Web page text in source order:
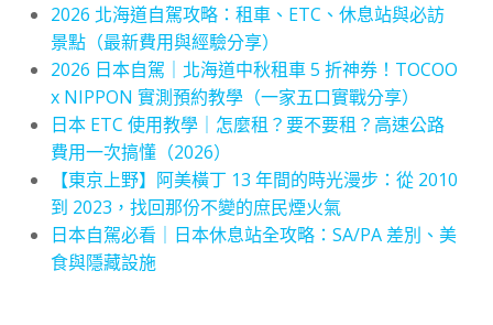
2026 北海道自駕攻略：租車、ETC、休息站與必訪
景點（最新費用與經驗分享）
2026 日本自駕｜北海道中秋租車 5 折神券！TOCOO
x NIPPON 實測預約教學（一家五口實戰分享）
日本 ETC 使用教學｜怎麼租？要不要租？高速公路
費用一次搞懂（2026）
【東京上野】阿美橫丁 13 年間的時光漫步：從 2010
到 2023，找回那份不變的庶民煙火氣
日本自駕必看｜日本休息站全攻略：SA/PA 差別、美
食與隱藏設施